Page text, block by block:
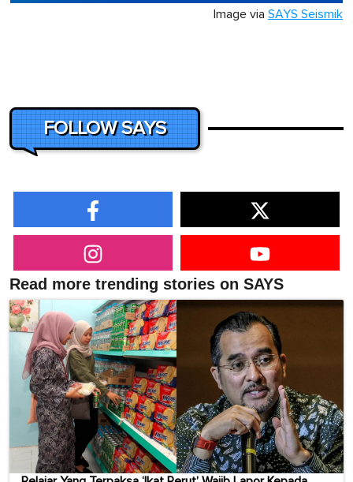
Image via SAYS Seismik
FOLLOW SAYS
Read more trending stories on SAYS